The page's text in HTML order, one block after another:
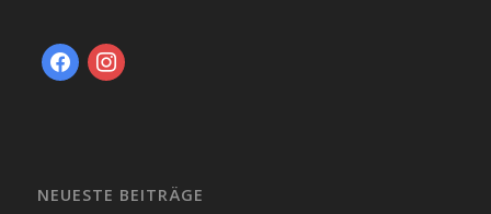
facebookinstagram
NEUESTE BEITRÄGE